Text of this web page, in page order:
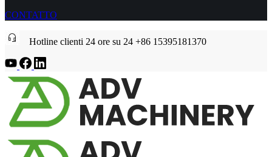
CONTATTO
Hotline clienti 24 ore su 24 +86 15395181370